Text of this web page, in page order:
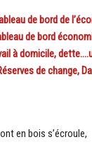
de bord de
de bord
à domicile,
de change,
en bois s’écroule,